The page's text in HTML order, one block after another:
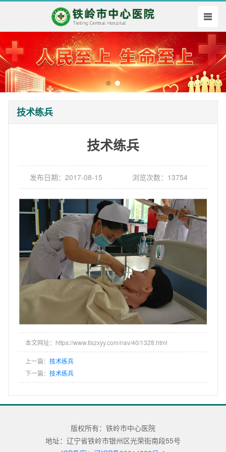
技术练兵
技术练兵
发布日期：2017-08-15 浏览次数：13754
本文网址：https://www.tlszxyy.com/nav/40/1328.html
上一篇： 技术练兵
下一篇： 技术练兵
版权所有：铁岭市中心医院
地址：辽宁省铁岭市银州区光荣街南段55号